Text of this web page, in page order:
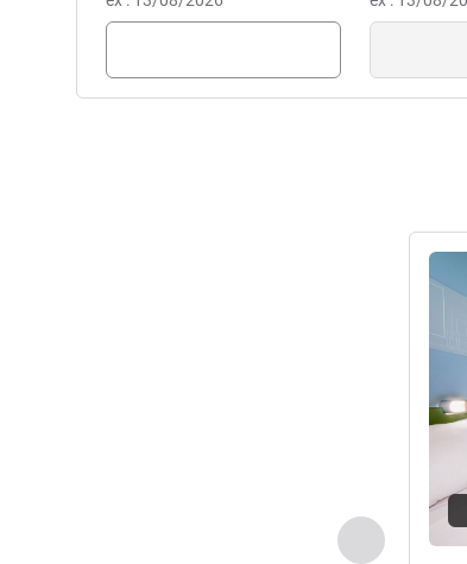
moderno e preço
Ramiro Bueno
Anterior -
Ver